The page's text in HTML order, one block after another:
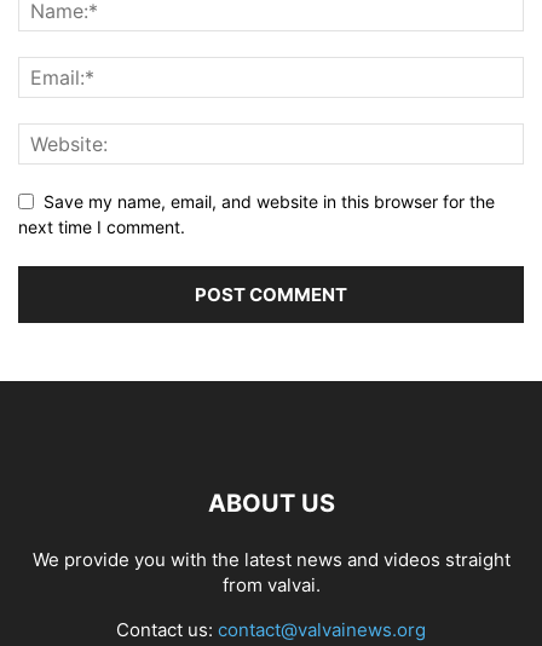
Save my name, email, and website in this browser for the
next time I comment.
ABOUT US
We provide you with the latest news and videos straight
from valvai.
Contact us: contact@valvainews.org